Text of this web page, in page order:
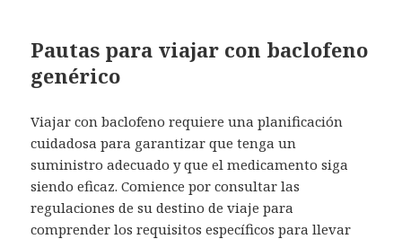
Pautas para viajar con baclofeno
genérico
Viajar con baclofeno requiere una planificación
cuidadosa para garantizar que tenga un
suministro adecuado y que el medicamento siga
siendo eficaz. Comience por consultar las
regulaciones de su destino de viaje para
comprender los requisitos específicos para llevar